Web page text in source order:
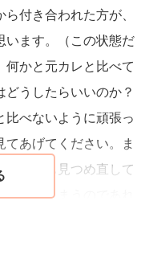
活きますよ。応援し
付き合われた方が、
います。（この状態だ
何かと元カレと比べて
どうしたらいいのか？
比べないように頑張っ
あげてください。ま
どうかも見つめ直して
べてしまうのであれ